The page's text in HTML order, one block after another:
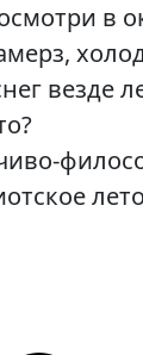
в
везде